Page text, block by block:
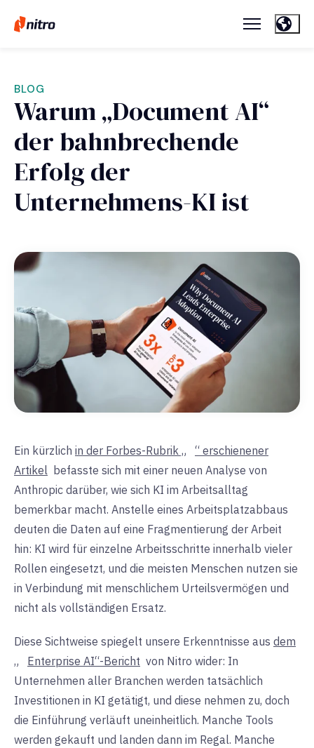
BLOG
Warum „Document AI“
der bahnbrechende
Erfolg der
Unternehmens-KI ist
Ein kürzlich in der Forbes-Rubrik „
“ erschienener
Artikel befasste sich mit einer neuen Analyse von
Anthropic darüber, wie sich KI im Arbeitsalltag
bemerkbar macht. Anstelle eines Arbeitsplatzabbaus
deuten die Daten auf eine Fragmentierung der Arbeit
hin: KI wird für einzelne Arbeitsschritte innerhalb vieler
Rollen eingesetzt, und die meisten Menschen nutzen sie
in Verbindung mit menschlichem Urteilsvermögen und
nicht als vollständigen Ersatz.
Diese Sichtweise spiegelt unsere Erkenntnisse aus dem
„
Enterprise AI“-Bericht von Nitro wider: In
Unternehmen aller Branchen werden tatsächlich
Investitionen in KI getätigt, und diese nehmen zu, doch
die Einführung verläuft uneinheitlich. Manche Tools
werden gekauft und landen dann im Regal. Manche